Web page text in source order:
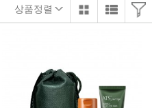
상품정렬